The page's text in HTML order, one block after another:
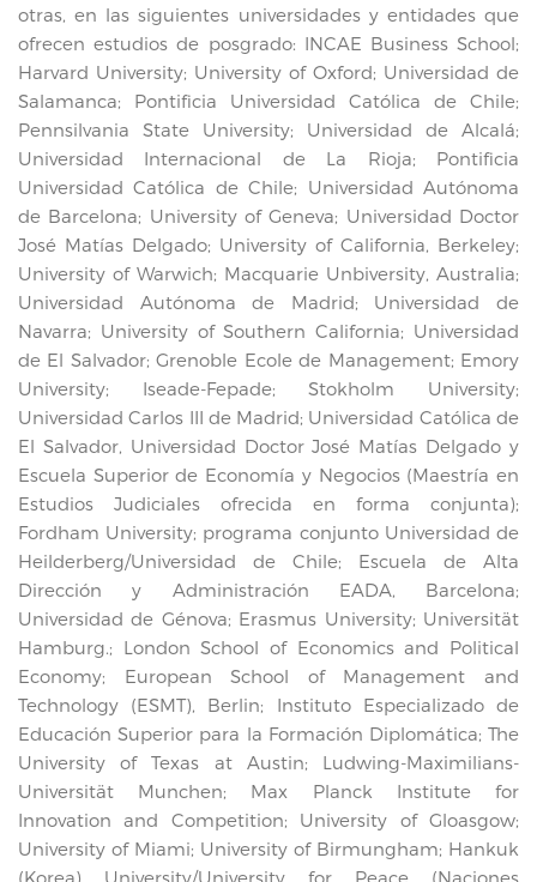
otras, en las siguientes universidades y entidades que
ofrecen estudios de posgrado: INCAE Business School;
Harvard University; University of Oxford; Universidad de
Salamanca; Pontificia Universidad Católica de Chile;
Pennsilvania State University; Universidad de Alcalá;
Universidad Internacional de La Rioja; Pontificia
Universidad Católica de Chile; Universidad Autónoma
de Barcelona; University of Geneva; Universidad Doctor
José Matías Delgado; University of California, Berkeley;
University of Warwich; Macquarie Unbiversity, Australia;
Universidad Autónoma de Madrid; Universidad de
Navarra; University of Southern California; Universidad
de El Salvador; Grenoble Ecole de Management; Emory
University; Iseade-Fepade; Stokholm University;
Universidad Carlos III de Madrid; Universidad Católica de
El Salvador, Universidad Doctor José Matías Delgado y
Escuela Superior de Economía y Negocios (Maestría en
Estudios Judiciales ofrecida en forma conjunta);
Fordham University; programa conjunto Universidad de
Heilderberg/Universidad de Chile; Escuela de Alta
Dirección y Administración EADA, Barcelona;
Universidad de Génova; Erasmus University; Universität
Hamburg.; London School of Economics and Political
Economy; European School of Management and
Technology (ESMT), Berlin; Instituto Especializado de
Educación Superior para la Formación Diplomática; The
University of Texas at Austin; Ludwing-Maximilians-
Universität Munchen; Max Planck Institute for
Innovation and Competition; University of Gloasgow;
University of Miami; University of Birmungham; Hankuk
(Korea) University/University for Peace (Naciones